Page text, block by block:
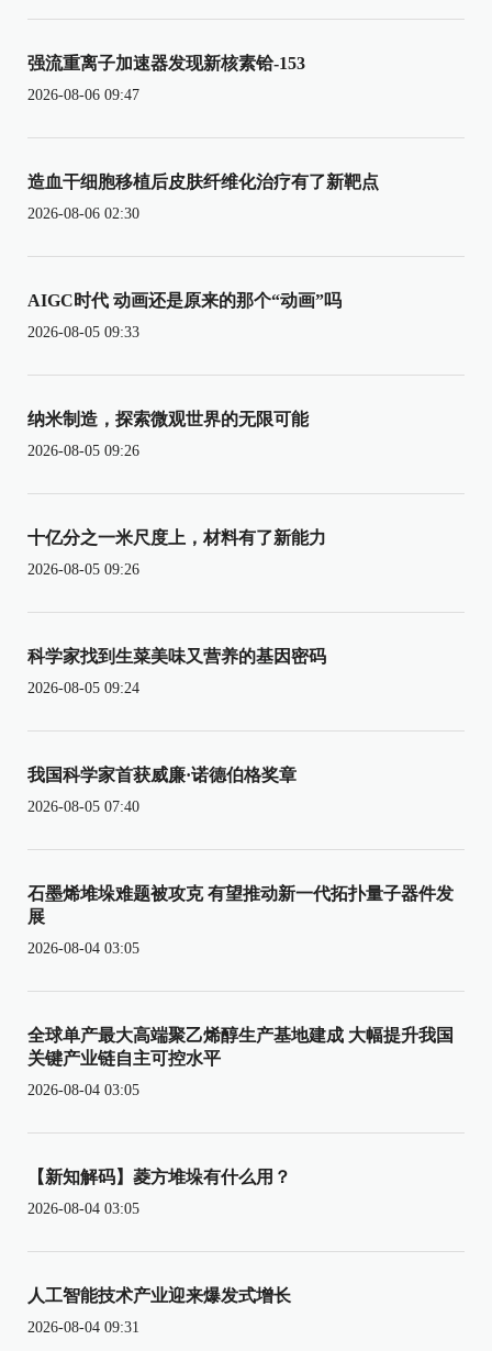
强流重离子加速器发现新核素铪-153
2026-08-06 09:47
造血干细胞移植后皮肤纤维化治疗有了新靶点
2026-08-06 02:30
AIGC时代 动画还是原来的那个“动画”吗
2026-08-05 09:33
纳米制造，探索微观世界的无限可能
2026-08-05 09:26
十亿分之一米尺度上，材料有了新能力
2026-08-05 09:26
科学家找到生菜美味又营养的基因密码
2026-08-05 09:24
我国科学家首获威廉·诺德伯格奖章
2026-08-05 07:40
石墨烯堆垛难题被攻克 有望推动新一代拓扑量子器件发
展
2026-08-04 03:05
全球单产最大高端聚乙烯醇生产基地建成 大幅提升我国
关键产业链自主可控水平
2026-08-04 03:05
【新知解码】菱方堆垛有什么用？
2026-08-04 03:05
人工智能技术产业迎来爆发式增长
2026-08-04 09:31